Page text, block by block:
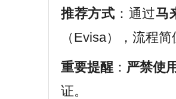
推荐方式 ：通过马
（Evisa），流程
重要提醒 ： 严禁使
证。